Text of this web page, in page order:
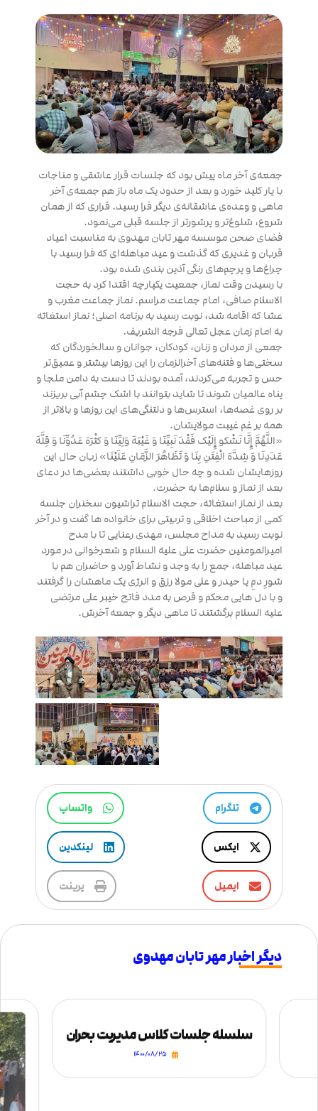
جمعه‌ی آخر ماه پیش بود که جلسات قرار عاشقی و مناجات
با یار کلید خورد و بعد از حدود یک ماه باز هم جمعه‌ی آخر
ماهی و وعده‌ی عاشقانه‌ی دیگر فرا رسید. قراری که از همان
شروع، شلوغ‌تر و پرشورتر از جلسه قبلی می‌نمود.
فضای صحن موسسه مهر تابان مهدوی به مناسبت اعیاد
قربان و غدیری که گذشت و عید مباهله‌ای که فرا رسید با
چراغ‌ها و پرچم‌های رنگی آذین بندی شده بود.
با رسیدن وقت نماز، جمعیت یکپارچه اقتدا کرد به حجت
الاسلام صافی، امام جماعت مراسم. نماز جماعت مغرب و
عشا که اقامه شد، نوبت رسید به برنامه اصلی؛ نماز استغاثه
به امام زمان عجل تعالی فرجه الشریف.
جمعی از مردان و زنان، کودکان، جوانان و سالخوردگان که
سختی‌ها و فتنه‌های آخرالزمان را این روزها بیشتر و عمیق‌تر
حس و تجربه می‌کردند، آمده بودند تا دست به دامن ملجا و
پناه عالمیان شوند تا شاید بتوانند با اشک چشم‌ آبی بریزند
بر روی غصه‌ها، استرس‌ها و دلتنگی‌های این روزها و بالاتر از
همه بر غم غیبت مولایشان.
«اللَّهُمَّ إِنَّا نَشْکو إِلَیْک فَقْدَ نَبِیِّنَا وَ غَیْبَهَ وَلِیِّنَا وَ کثْرَهَ عَدُوِّنَا وَ قِلَّهَ
عَدَدِنَا وَ شِدَّهَ الْفِتَنِ بِنَا وَ تَظَاهُرَ الزَّمَانِ عَلَیْنَا» زبان حال این
روزهایشان شده و چه حال خوبی داشتند بعضی‌ها در دعای
بعد از نماز و سلام‌ها به حضرت.
بعد از نماز استغاثه، حجت الاسلام تراشیون سخنران جلسه
کمی از مباحث اخلاقی و تربیتی برای خانواده ها گفت و در آخر
نوبت رسید به مداح مجلس، مهدی رعنایی تا با مدح
امیرالمومنین حضرت علی علیه السلام و شعرخوانی در مورد
عید مباهله، جمع را به وجد و نشاط آورد و حاضران هم با
شورِ دمِ یا حیدر و علی مولا رزق و انرژی یک ماهشان را گرفتند
و با دل هایی محکم و قرص به مدد فاتح خیبر علی مرتضی
علیه السلام برگشتند تا ماهی دیگر و جمعه آخرش.
تلگرام واتساپ
ایکس لینکدین
ایمیل پرینت
دیگر اخبار مهر تابان مهدوی
سلسله جلسات کلاس مدیریت بحران
۱۴۰۰/۰۸/۲۵